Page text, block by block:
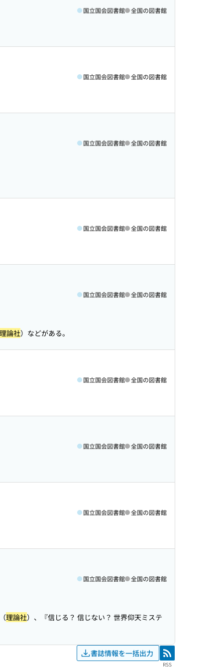
国立国会図書館 全国の図書館
国立国会図書館 全国の図書館
国立国会図書館 全国の図書館
国立国会図書館 全国の図書館
国立国会図書館 全国の図書館
理論社）などがある。
国立国会図書館 全国の図書館
国立国会図書館 全国の図書館
国立国会図書館 全国の図書館
国立国会図書館 全国の図書館
理論社）、『信じる？ 信じない？ 世界仰天ミステ
書誌情報を一括出力 RSS
RSS